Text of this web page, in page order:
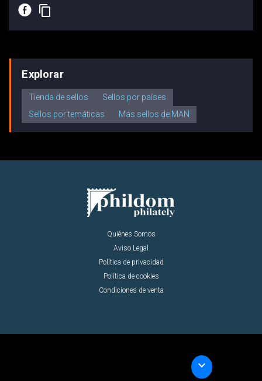
E content_copy
Explorar
Tienda de sellos
Sellos por países
Sellos por temáticas
Más sellos de MAN
Quiénes Somos
Aviso Legal
Política de privacidad
Política de cookies
Condiciones de venta
keyboard_arrow_down